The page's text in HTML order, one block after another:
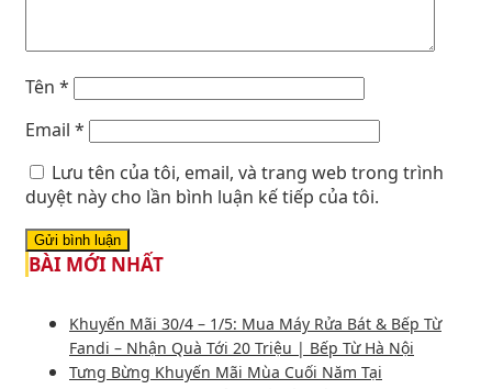
Tên *
Email *
Lưu tên của tôi, email, và trang web trong trình
duyệt này cho lần bình luận kế tiếp của tôi.
BÀI MỚI NHẤT
Khuyến Mãi 30/4 – 1/5: Mua Máy Rửa Bát & Bếp Từ
Fandi – Nhận Quà Tới 20 Triệu | Bếp Từ Hà Nội
Tưng Bừng Khuyến Mãi Mùa Cuối Năm Tại